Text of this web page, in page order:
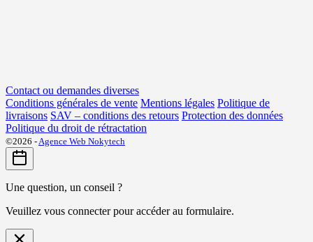
Contact ou demandes diverses
Conditions générales de vente Mentions légales Politique de
livraisons SAV – conditions des retours Protection des données
Politique du droit de rétractation
©2026 -Agence Web Nokytech
Une question, un conseil ?
Veuillez vous connecter pour accéder au formulaire.